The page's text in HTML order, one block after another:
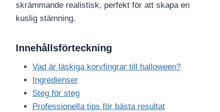
skrämmande realistisk, perfekt för att skapa en
kuslig stämning.
Innehållsförteckning
Vad är läskiga korvfingrar till halloween?
Ingredienser
Steg för steg
Professionella tips för bästa resultat